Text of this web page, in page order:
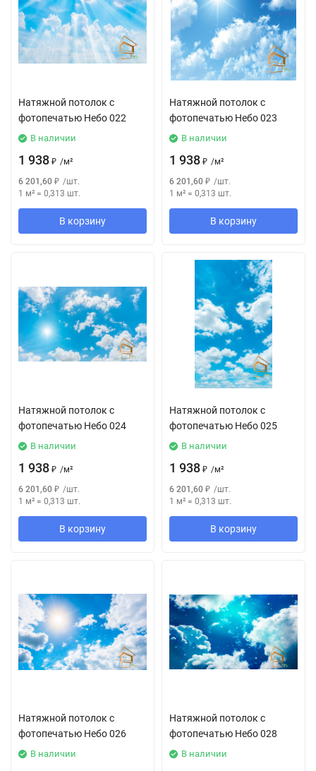
Натяжной потолок с
фотопечатью Небо 022
В наличии
1 938 ₽ /м²
6 201,60 ₽ /шт.
1 м² = 0,313 шт.
В корзину
Натяжной потолок с
фотопечатью Небо 023
В наличии
1 938 ₽ /м²
6 201,60 ₽ /шт.
1 м² = 0,313 шт.
В корзину
Натяжной потолок с
фотопечатью Небо 024
В наличии
1 938 ₽ /м²
6 201,60 ₽ /шт.
1 м² = 0,313 шт.
В корзину
Натяжной потолок с
фотопечатью Небо 025
В наличии
1 938 ₽ /м²
6 201,60 ₽ /шт.
1 м² = 0,313 шт.
В корзину
Натяжной потолок с
фотопечатью Небо 026
В наличии
Натяжной потолок с
фотопечатью Небо 028
В наличии